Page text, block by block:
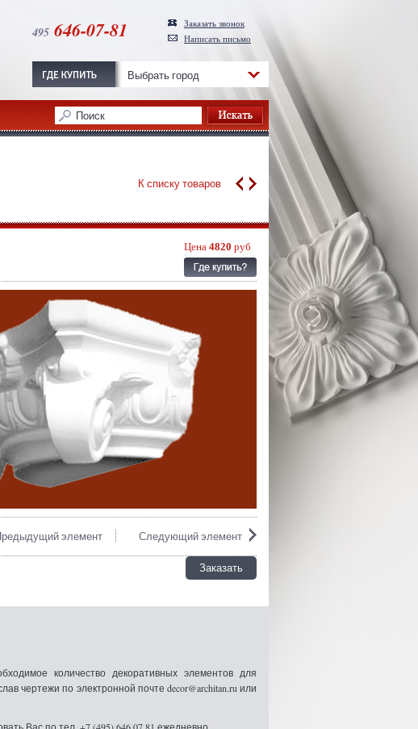
495 646-07-81
Заказать звонок
Написать письмо
Выбрать город
К списку товаров
Цена 4820 руб
Следующий элемент
элемент
Заказать
количество декоративных элементов для
по электронной почте decor@architan.ru или